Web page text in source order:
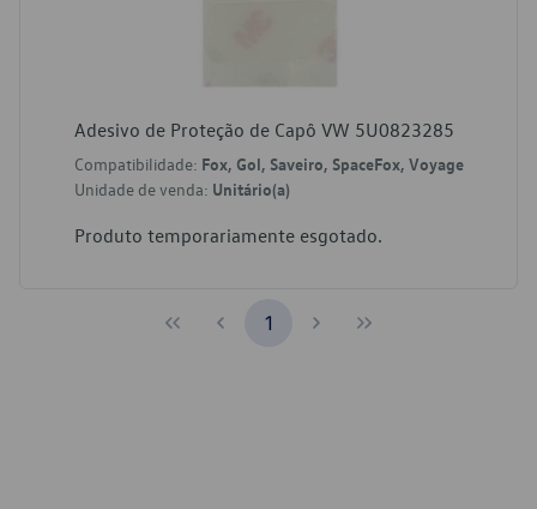
Adesivo de Proteção de Capô VW 5U0823285
Compatibilidade: Fox, Gol, Saveiro, SpaceFox, Voyage
Unidade de venda: Unitário(a)
Produto temporariamente esgotado.
1